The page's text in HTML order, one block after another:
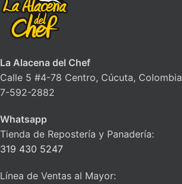
La Alacena del Chef
Calle 5 #4-78 Centro, Cúcuta, Colombia
7-592-2882
Whatsapp
Tienda de Repostería y Panadería:
319 430 5247
Línea de Ventas al Mayor: